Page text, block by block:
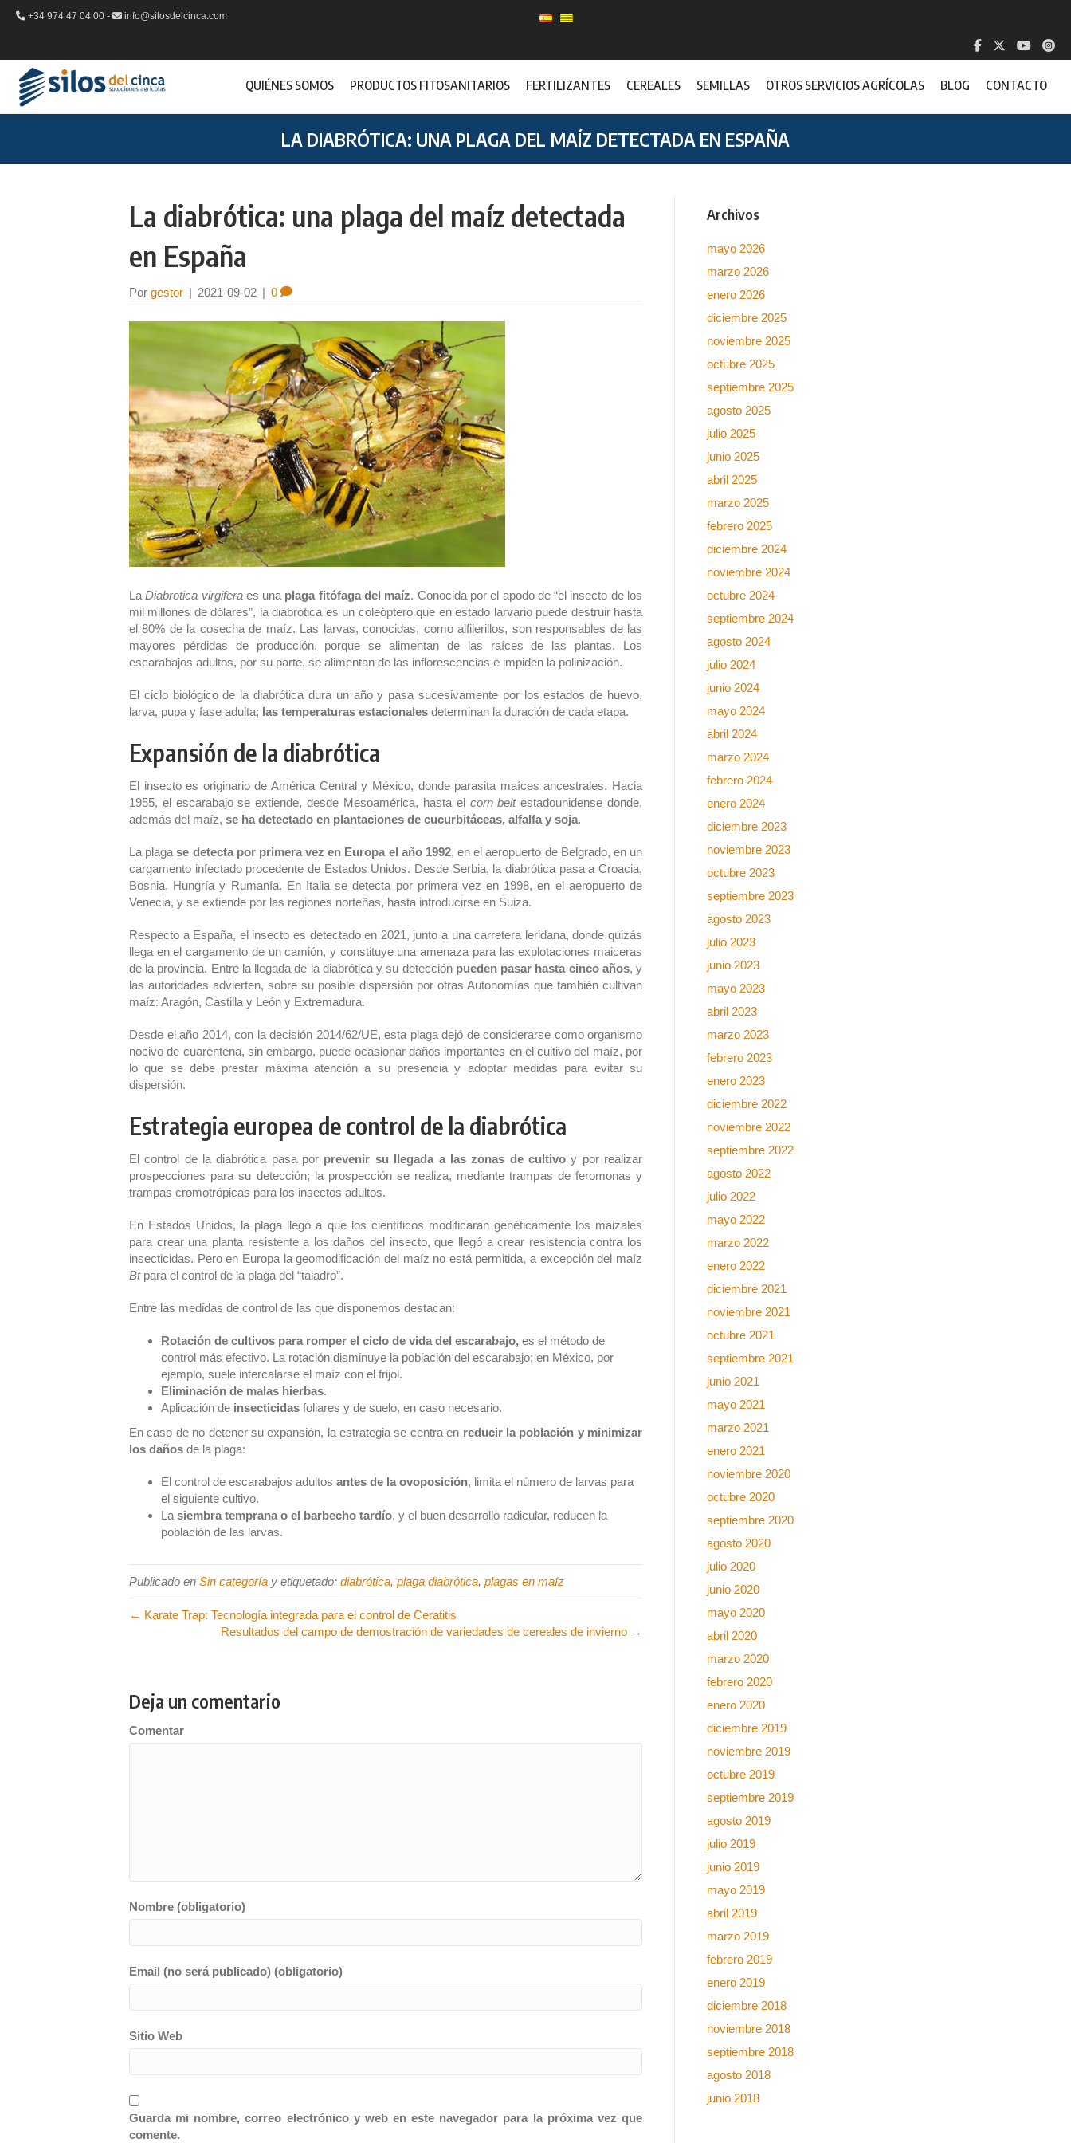
+34 974 47 04 00 - info@silosdelcinca.com
QUIÉNES SOMOS PRODUCTOS FITOSANITARIOS FERTILIZANTES CEREALES SEMILLAS OTROS SERVICIOS AGRÍCOLAS BLOG CONTACTO
LA DIABRÓTICA: UNA PLAGA DEL MAÍZ DETECTADA EN ESPAÑA
La diabrótica: una plaga del maíz detectada
en España
Por gestor | 2021-09-02 | 0
LaDiabrotica virgiferaes una plaga fitófaga del maíz. Conocida por el apodo de “el insecto de los
mil millones de dólares”, la diabrótica es un coleóptero que en estado larvario puede destruir hasta
el 80% de la cosecha de maíz. Las larvas, conocidas, como alfilerillos, son responsables de las
mayores pérdidas de producción, porque se alimentan de las raíces de las plantas. Los
escarabajos adultos, por su parte, se alimentan de las inflorescencias e impiden la polinización.
El ciclo biológico de la diabrótica dura un año y pasa sucesivamente por los estados de huevo,
larva, pupa y fase adulta; las temperaturas estacionales determinan la duración de cada etapa.
Expansión de la diabrótica
El insecto es originario de América Central y México, donde parasita maíces ancestrales. Hacia
1955, el escarabajo se extiende, desde Mesoamérica, hasta el corn beltestadounidense donde,
además del maíz, se ha detectado en plantaciones de cucurbitáceas, alfalfa y soja.
La plagase detecta por primera vez en Europa el año 1992, en el aeropuerto de Belgrado, en un
cargamento infectado procedente de Estados Unidos. Desde Serbia, la diabrótica pasa a Croacia,
Bosnia, Hungría y Rumanía. En Italia se detecta por primera vez en 1998, en el aeropuerto de
Venecia, y se extiende por las regiones norteñas, hasta introducirse en Suiza.
Respecto a España, el insecto es detectado en 2021, junto a una carretera leridana, donde quizás
llega en el cargamento de un camión, y constituye una amenaza para las explotaciones maiceras
de la provincia. Entre la llegada de la diabrótica y su detecciónpueden pasar hasta cinco años, y
las autoridades advierten, sobre su posible dispersión por otras Autonomías que también cultivan
maíz: Aragón, Castilla y León y Extremadura.
Desde el año 2014, con la decisión 2014/62/UE, esta plaga dejó de considerarse como organismo
nocivo de cuarentena, sin embargo, puede ocasionar daños importantes en el cultivo del maíz, por
lo que se debe prestar máxima atención a su presencia y adoptar medidas para evitar su
dispersión.
Estrategia europea de control de la diabrótica
El control de la diabrótica pasa por prevenir su llegada a las zonas de cultivoy por realizar
prospecciones para su detección; la prospección se realiza, mediante trampas de feromonas y
trampas cromotrópicas para los insectos adultos.
En Estados Unidos, la plaga llegó a que los científicos modificaran genéticamente los maizales
para crear una planta resistente a los daños del insecto, que llegó a crear resistencia contra los
insecticidas. Pero en Europa la geomodificación del maíz no está permitida, a excepción del maíz
Btpara el control de la plaga del “taladro”.
Entre las medidas de control de las que disponemos destacan:
Rotación de cultivos para romper el ciclo de vida del escarabajo, es el método de
control más efectivo. La rotación disminuye la población del escarabajo; en México, por
ejemplo, suele intercalarse el maíz con el frijol.
Eliminación de malas hierbas.
Aplicación de insecticidas foliares y de suelo, en caso necesario.
En caso de no detener su expansión, la estrategia se centra en reducir la población y minimizar
los daños de la plaga:
El control de escarabajos adultos antes de la ovoposición, limita el número de larvas para
el siguiente cultivo.
La siembra temprana o el barbecho tardío, y el buen desarrollo radicular, reducen la
población de las larvas.
Publicado en Sin categoría y etiquetado: diabrótica, plaga diabrótica, plagas en maíz
← Karate Trap: Tecnología integrada para el control de Ceratitis
Resultados del campo de demostración de variedades de cereales de invierno →
Deja un comentario
Comentar
Nombre (obligatorio)
Email (no será publicado) (obligatorio)
Sitio Web
Guarda mi nombre, correo electrónico y web en este navegador para la próxima vez que
comente.
Archivos
mayo 2026
marzo 2026
enero 2026
diciembre 2025
noviembre 2025
octubre 2025
septiembre 2025
agosto 2025
julio 2025
junio 2025
abril 2025
marzo 2025
febrero 2025
diciembre 2024
noviembre 2024
octubre 2024
septiembre 2024
agosto 2024
julio 2024
junio 2024
mayo 2024
abril 2024
marzo 2024
febrero 2024
enero 2024
diciembre 2023
noviembre 2023
octubre 2023
septiembre 2023
agosto 2023
julio 2023
junio 2023
mayo 2023
abril 2023
marzo 2023
febrero 2023
enero 2023
diciembre 2022
noviembre 2022
septiembre 2022
agosto 2022
julio 2022
mayo 2022
marzo 2022
enero 2022
diciembre 2021
noviembre 2021
octubre 2021
septiembre 2021
junio 2021
mayo 2021
marzo 2021
enero 2021
noviembre 2020
octubre 2020
septiembre 2020
agosto 2020
julio 2020
junio 2020
mayo 2020
abril 2020
marzo 2020
febrero 2020
enero 2020
diciembre 2019
noviembre 2019
octubre 2019
septiembre 2019
agosto 2019
julio 2019
junio 2019
mayo 2019
abril 2019
marzo 2019
febrero 2019
enero 2019
diciembre 2018
noviembre 2018
septiembre 2018
agosto 2018
junio 2018